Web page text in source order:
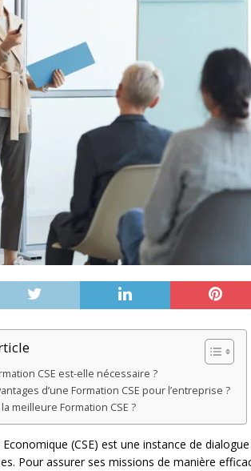
CSE est-elle nécessaire ?
d’une Formation CSE pour l’entreprise ?
meilleure Formation CSE ?
(CSE) est une instance de
Pour assurer ses missions de manière